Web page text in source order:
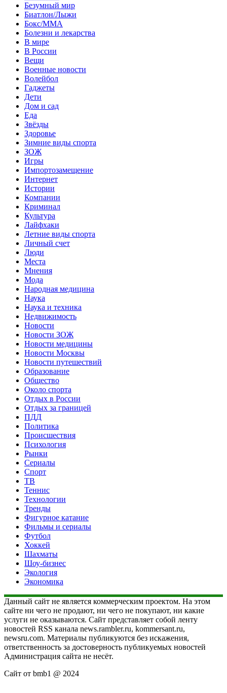
Безумный мир
Биатлон/Лыжи
Бокс/MMA
Болезни и лекарства
В мире
В России
Вещи
Военные новости
Волейбол
Гаджеты
Дети
Дом и сад
Еда
Звёзды
Здоровье
Зимние виды спорта
ЗОЖ
Игры
Импортозамещение
Интернет
Истории
Компании
Криминал
Культура
Лайфхаки
Летние виды спорта
Личный счет
Люди
Места
Мнения
Мода
Народная медицина
Наука
Наука и техника
Недвижимость
Новости
Новости ЗОЖ
Новости медицины
Новости Москвы
Новости путешествий
Образование
Общество
Около спорта
Отдых в России
Отдых за границей
ПДД
Политика
Происшествия
Психология
Рынки
Сериалы
Спорт
ТВ
Теннис
Технологии
Тренды
Фигурное катание
Фильмы и сериалы
Футбол
Хоккей
Шахматы
Шоу-бизнес
Экология
Экономика
Данный сайт не является коммерческим проектом. На этом
сайте ни чего не продают, ни чего не покупают, ни какие
услуги не оказываются. Сайт представляет собой ленту
новостей RSS канала news.rambler.ru, kommersant.ru,
newsru.com. Материалы публикуются без искажения,
ответственность за достоверность публикуемых новостей
Администрация сайта не несёт.
Сайт от bmb1 @ 2024